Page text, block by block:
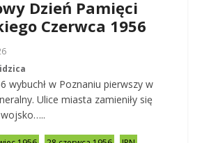
Dzień Pamięci
Czerwca 1956
wybuchł w Poznaniu pierwszy w
Ulice miasta zamieniły się